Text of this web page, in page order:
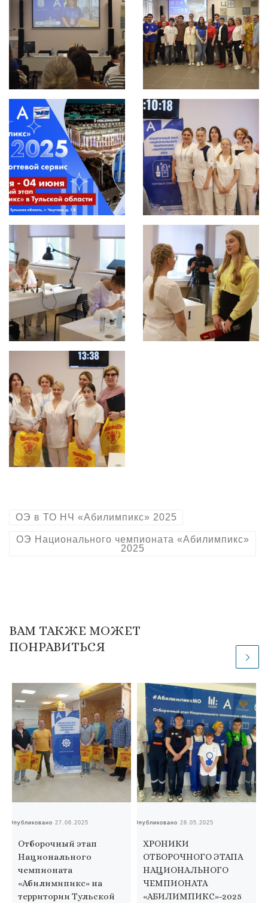
ОЭ в ТО НЧ «Абилимпикс» 2025
ОЭ Национального чемпионата «Абилимпикс»
2025
ВАМ ТАКЖЕ МОЖЕТ
ПОНРАВИТЬСЯ
Опубликовано27.06.2025
Отборочный этап
Национального
чемпионата
«Абилимипикс» на
территории Тульской
Опубликовано28.05.2025
ХРОНИКИ
ОТБОРОЧНОГО ЭТАПА
НАЦИОНАЛЬНОГО
ЧЕМПИОНАТА
«АБИЛИМПИКС»-2025